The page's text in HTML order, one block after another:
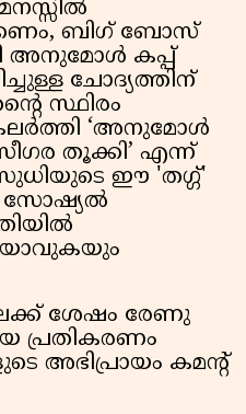
ബിഗ് ബോസ്
അനുമോൾ കപ്പ്
ചോദ്യത്തിന്
സ്ഥിരം
‘അനുമോൾ
തൂക്കി’ എന്ന്
സുധിയുടെ ഈ 'തഗ്ഗ്'
സോഷ്യൽ
ശേഷം രേണു
പ്രതികരണം
അഭിപ്രായം കമൻ്റ്